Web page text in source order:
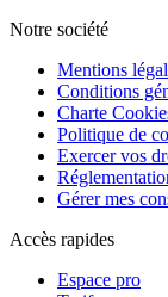
Notre société
Mentions
Conditions
Charte
Politique de
Exercer vos
Gérer mes
Accès rapides
Espace pro